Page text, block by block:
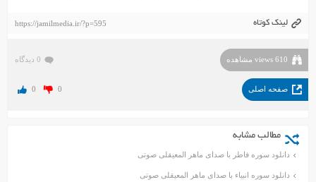
لینک کوتاه https://jamilmedia.ir/?p=595
610 views مشاهده 0 دیدگاه
صفحه اصلی 0 0
مطالب مشابه
دانلود سوره فاطر با صدای ماهر المعیقلی صوتی
دانلود سوره انبیاء با صدای ماهر المعیقلی صوتی